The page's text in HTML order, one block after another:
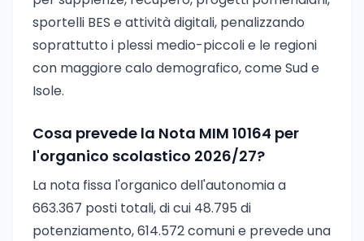
sportelli BES e attività digitali, penalizzando
soprattutto i plessi medio-piccoli e le regioni
con maggiore calo demografico, come Sud e
Isole.
Cosa prevede la Nota MIM 10164 per
l'organico scolastico 2026/27?
La nota fissa l'organico dell'autonomia a
663.367 posti totali, di cui 48.795 di
potenziamento, 614.572 comuni e prevede una